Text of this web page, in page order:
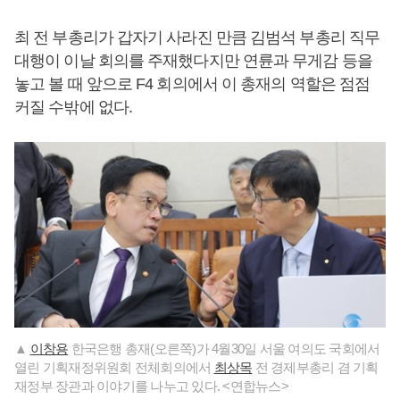
최 전 부총리가 갑자기 사라진 만큼 김범석 부총리 직무
대행이 이날 회의를 주재했다지만 연륜과 무게감 등을
놓고 볼 때 앞으로 F4 회의에서 이 총재의 역할은 점점
커질 수밖에 없다.
▲ 이창용 한국은행 총재(오른쪽)가 4월30일 서울 여의도 국회에서
열린 기획재정위원회 전체회의에서 최상목 전 경제부총리 겸 기획
재정부 장관과 이야기를 나누고 있다. <연합뉴스>